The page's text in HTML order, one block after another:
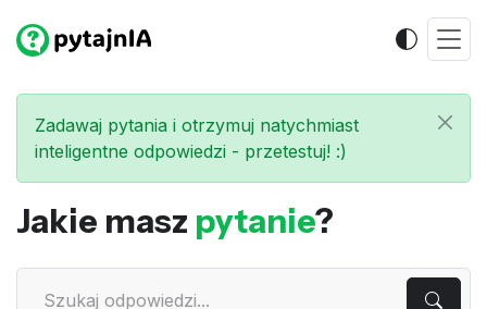
Zadawaj pytania i otrzymuj natychmiast
inteligentne odpowiedzi - przetestuj! :)
Jakie masz pytanie?